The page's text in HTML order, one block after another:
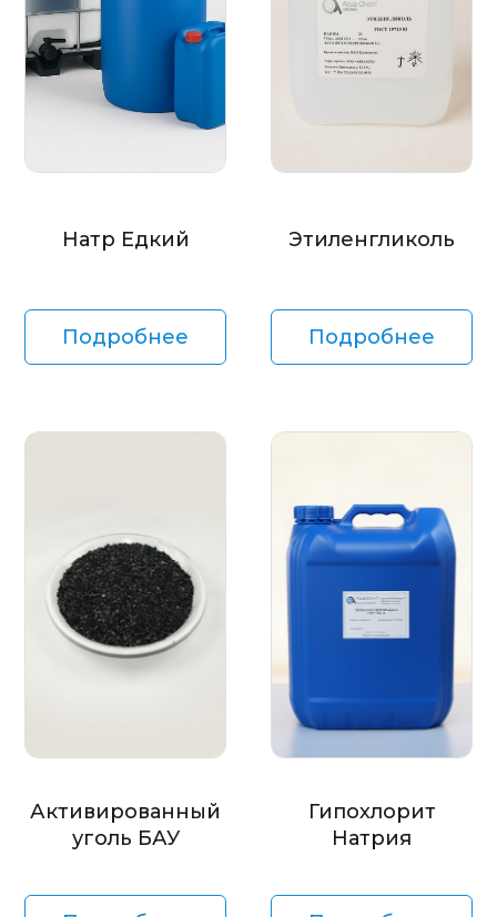
Натр Едкий
Подробнее
Этиленгликоль
Подробнее
Активированный
уголь БАУ
Гипохлорит
Натрия